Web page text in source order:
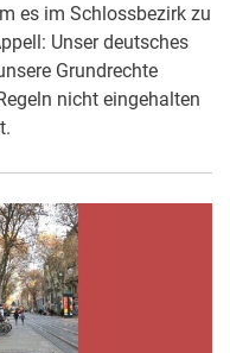
es im Schlossbezirk zu
Unser deutsches
Grundrechte
nicht eingehalten